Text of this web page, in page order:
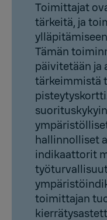
Toimittajat
tärkeitä, ja
Tämän
päivitetään ja
tärkeimmistä
hallinnolliset
indikaattorit
toimittajan